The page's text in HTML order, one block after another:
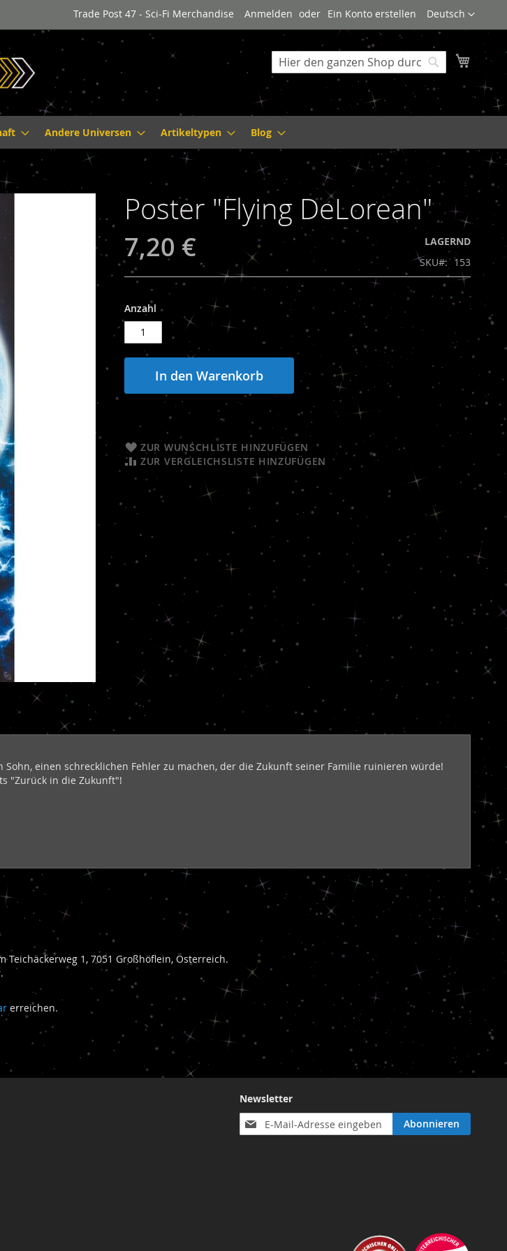
Sprache
Deutsch
Trade Post 47 - Sci-Fi Merchandise Anmelden Ein Konto erstellen
Mein
Suche
Suche
Andere Universen Artikeltypen Blog
Poster "Flying DeLorean"
7,20 €
LAGERND
SKU
153
Anzahl
In den Warenkorb
ZUR WUNSCHLISTE HINZUFÜGEN
ZUR VERGLEICHSLISTE HINZUFÜGEN
einen schrecklichen Fehler zu machen, der die Zukunft seiner Familie ruinieren würde!
"Zurück in die Zukunft"!
1, 7051 Großhöflein, Österreich.
erreichen.
Newsletter
Anmeldung
zum
Abonnieren